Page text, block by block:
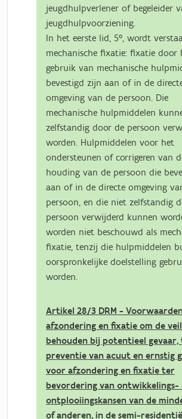
jeugdhulpverlener of begeleider
jeugdhulpvoorziening.
In het eerste lid, 5°, wordt
mechanische fixatie: fixatie door
gebruik van mechanische
bevestigd zijn aan of in de
omgeving van de persoon. Die
mechanische hulpmiddelen
zelfstandig door de persoon
worden. Hulpmiddelen voor het
ondersteunen of corrigeren van
houding van de persoon die
aan of in de directe omgeving
persoon, en die niet zelfstandig
persoon verwijderd kunnen
worden niet beschouwd als
fixatie, tenzij die hulpmiddelen
oorspronkelijke doelstelling
worden.
Artikel 28/3 DRM -
afzondering en fixatie om de
behouden bij potentieel
preventie van acuut en ernstig
voor afzondering en fixatie ter
bevordering van ontwikkelings-
ontplooiingskansen van de
of anderen, in de semi-